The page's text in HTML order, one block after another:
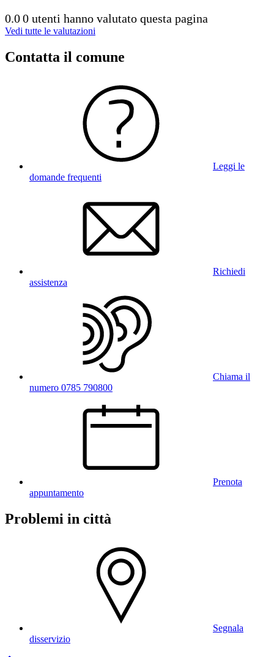
0.00 utenti hanno valutato questa pagina
Vedi tutte le valutazioni
Contatta il comune
Leggi le
domande frequenti
Richiedi
assistenza
Chiama il
numero 0785 790800
Prenota
appuntamento
Problemi in città
Segnala
disservizio